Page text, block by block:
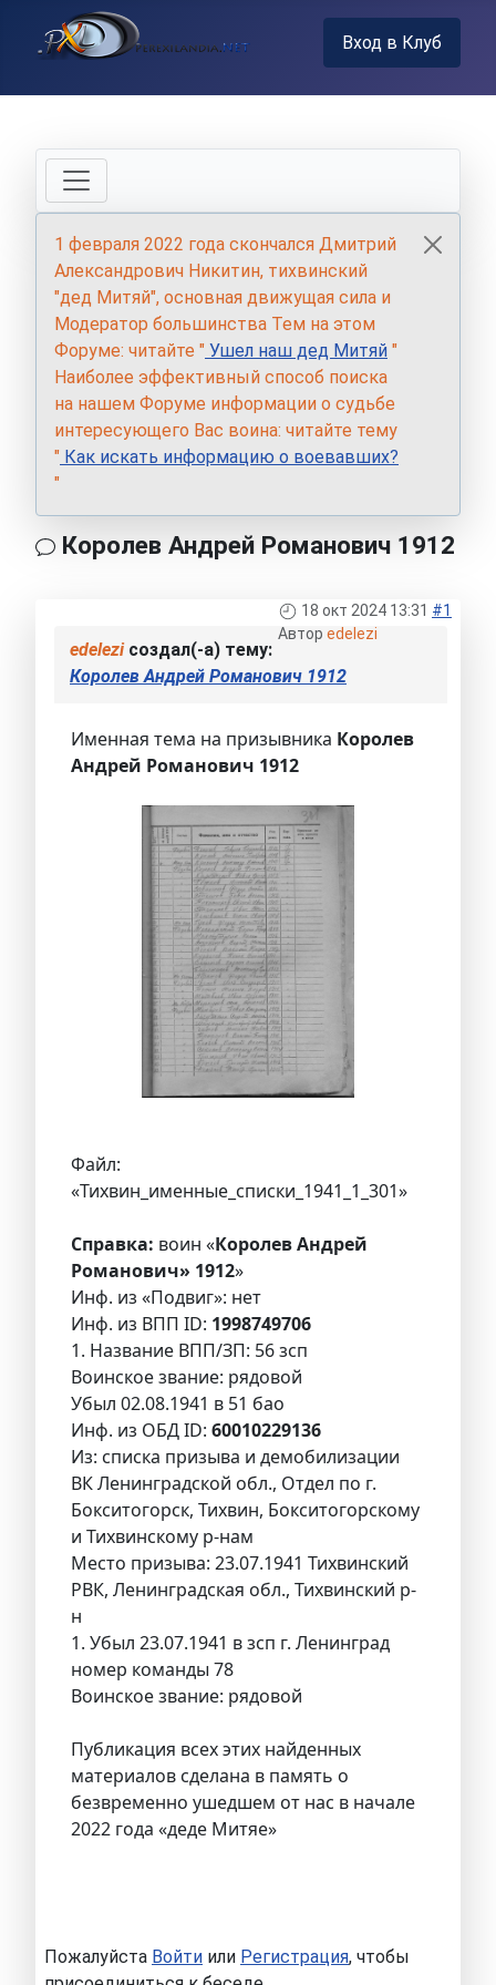
Вход в Клуб
1 февраля 2022 года скончался Дмитрий
Александрович Никитин, тихвинский
"дед Митяй", основная движущая сила и
Модератор большинства Тем на этом
Форуме: читайте " Ушел наш дед Митяй "
Наиболее эффективный способ поиска
на нашем Форуме информации о судьбе
интересующего Вас воина: читайте тему
" Как искать информацию о воевавших?
"
Королев Андрей Романович 1912
18 окт 2024 13:31 #1
Автор edelezi
edeleziсоздал(-а) тему:
Королев Андрей Романович 1912
Именная тема на призывника Королев
Андрей Романович 1912
Файл:
«Тихвин_именные_списки_1941_1_301»
Справка: воин «Королев Андрей
Романович» 1912»
Инф. из «Подвиг»: нет
Инф. из ВПП ID: 1998749706
1. Название ВПП/ЗП: 56 зсп
Воинское звание: рядовой
Убыл 02.08.1941 в 51 бао
Инф. из ОБД ID: 60010229136
Из: списка призыва и демобилизации
ВК Ленинградской обл., Отдел по г.
Бокситогорск, Тихвин, Бокситогорскому
и Тихвинскому р-нам
Место призыва: 23.07.1941 Тихвинский
РВК, Ленинградская обл., Тихвинский р-
н
1. Убыл 23.07.1941 в зсп г. Ленинград
номер команды 78
Воинское звание: рядовой
Публикация всех этих найденных
материалов сделана в память о
безвременно ушедшем от нас в начале
2022 года «деде Митяе»
Пожалуйста Войти или Регистрация, чтобы